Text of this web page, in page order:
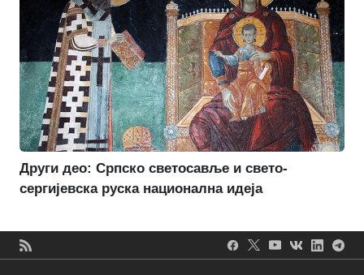
Други део: Српско светосавље и свето-
сергијевска руска национална идеја